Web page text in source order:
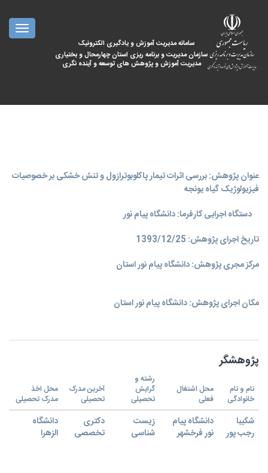
سامانه مدیریت آموزش و یادگیری الکترونیک
سازمان مدیریت و برنامه ریزی استان چهارمحال و بختیاری
مدیریت آموزش و پژوهش های توسعه و آینده نگری
عنوان پژوهش: بررسی اثرات تیمار پاکلوبوترازول و تنش خشکی بر خصوصیات
فیزیولوژیک گیاه یونجه
دستگاه اجرایی کارفرما: دانشگاه پیام نور
تاریخ اجرای پژوهش: 1393/12/25
مرکز مجری پژوهش: دانشگاه پیام نور استان
مکان اجرای پژوهش: دانشگاه پیام نور استان
پژوهشگر
نام و نام
خانوادگی
محل اشتغال
فعلی
رشته و
گرایش
تحصیلی
آخرین مدرک
تحصیلی
محل اخذ
مدرک تحصیلی
شکیبا
رجب پور
دانشگاه پیام
نور فرخشهر
زیست
شناسی
دکتری
تخصصی
دانشگاه
الزهرا